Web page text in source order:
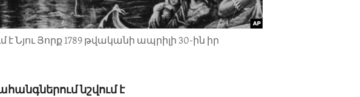
Յորք 1789 թվականի ապրիլի 30-ին իր
նշվում է